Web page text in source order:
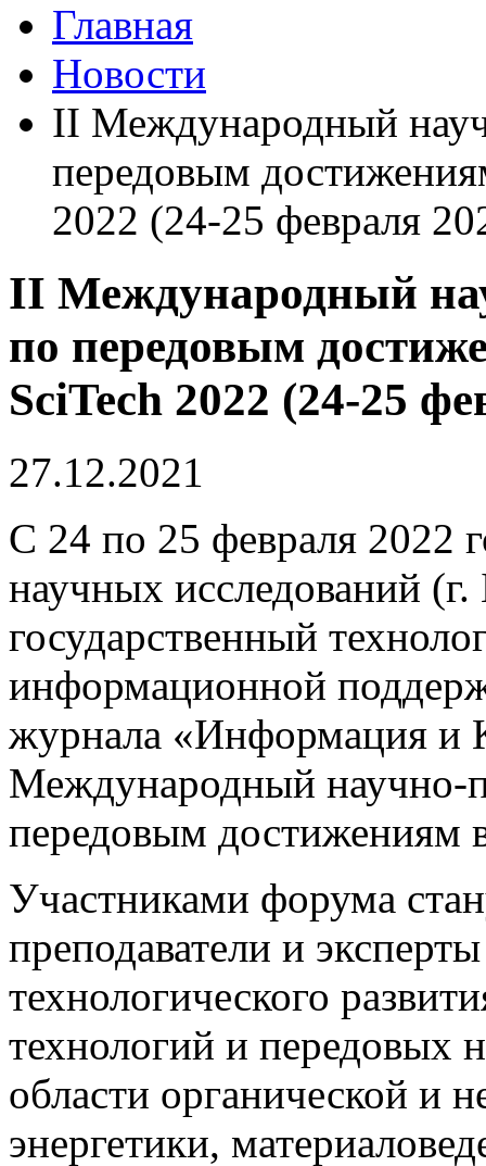
Главная
Новости
II Международный
передовым
2022 (24-25 февраля
II Международный
по передовым
SciTech 2022 (24-25
27.12.2021
С 24 по 25 февраля 2022
научных исследований
государственный
информационной
журнала «Информация и
Международный научно-
передовым достижениям
Участниками форума
преподаватели и
технологического
технологий и передовых
области органической и
энергетики,